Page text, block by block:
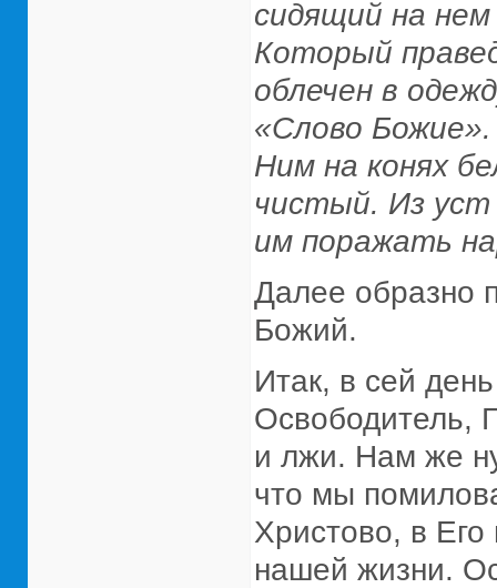
сидящий на
Который
облечен в
«Слово
Ним на конях
чистый. Из
им поражать
Далее образно
Божий.
Итак, в сей
Освободитель,
и лжи. Нам же
что мы
Христово, в
нашей жизни.